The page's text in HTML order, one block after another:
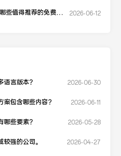
些值得推荐的免费
2026-06-12
语言版本？ 2026-06-30
案包含哪些内容？ 2026-06-11
哪些要素？ 2026-05-28
强的公司。 2026-04-27